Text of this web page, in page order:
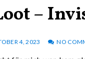
–
4, 2023 NO